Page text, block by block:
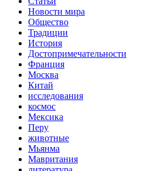
Новости мира
Общество
Традиции
История
Достопримечательности
Франция
Москва
Китай
исследования
космос
Мексика
Перу
животные
Мьянма
Мавритания